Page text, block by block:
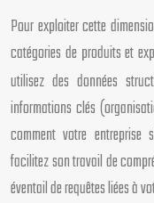
Pour exploiter cette
catégories de produits et
utilisez des données
informations clés
comment votre entreprise
facilitez son travail de
éventail de requêtes liées à